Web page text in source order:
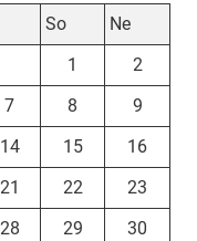
So
Ne
1
2
7 8
9
14 15
16
21 22
23
28 29
30